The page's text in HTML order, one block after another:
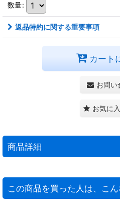
数量:
返品特約に関する重要事項
カート
お問い
お気に
商品詳細
この商品を買った人は、こ